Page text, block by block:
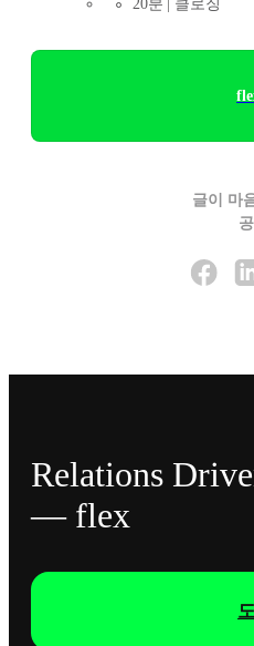
20분 | 클로징
글이 마
Relations
— flex